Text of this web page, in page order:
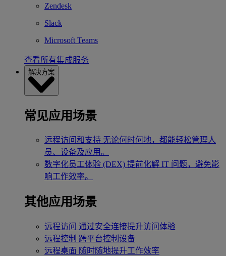
Zendesk
Slack
Microsoft Teams
查看所有集成服务
解决方案
常见应用场景
远程访问和支持 无论何时何地，都能轻松管理人
员、设备及应用。
数字化员工体验 (DEX) 提前化解 IT 问题，避免影
响工作效率。
其他应用场景
远程访问 通过安全连接提升访问体验
远程控制 跨平台控制设备
远程桌面 随时随地提升工作效率